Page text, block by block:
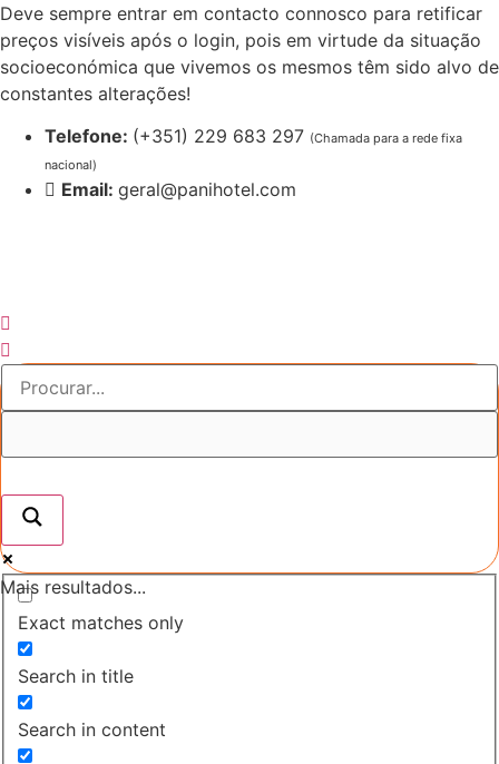
Pular
para
o
conteúdo
Deve sempre entrar em contacto connosco para retificar
preços visíveis após o login, pois em virtude da situação
socioeconómica que vivemos os mesmos têm sido alvo de
constantes alterações!
Telefone: (+351) 229 683 297 (Chamada para a rede fixa
nacional)
Email: geral@panihotel.com
Mais resultados...
Exact matches only
Search in title
Search in content